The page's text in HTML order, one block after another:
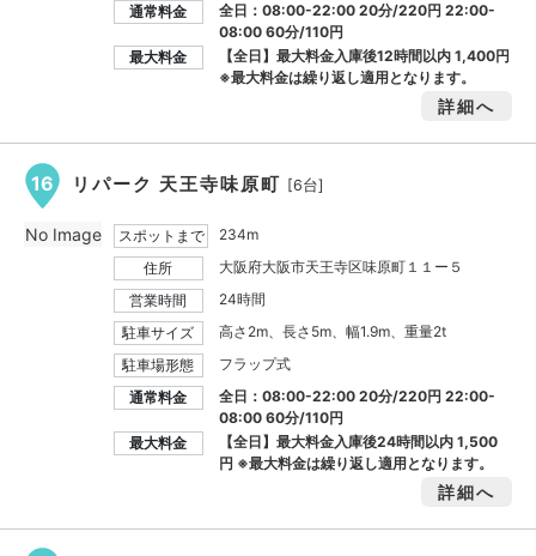
通常料金
全日：08:00-22:00 20分/220円 22:00-
08:00 60分/110円
最大料金
【全日】最大料金入庫後12時間以内1,400円
※最大料金は繰り返し適用となります。
詳細へ
16 リパーク 天王寺味原町 [6台]
スポットまで
234m
住所
大阪府大阪市天王寺区味原町１１ー５
営業時間
24時間
駐車サイズ
高さ2m、長さ5m、幅1.9m、重量2t
駐車場形態
フラップ式
通常料金
全日：08:00-22:00 20分/220円 22:00-
08:00 60分/110円
最大料金
【全日】最大料金入庫後24時間以内1,500
円 ※最大料金は繰り返し適用となります。
詳細へ
No Image